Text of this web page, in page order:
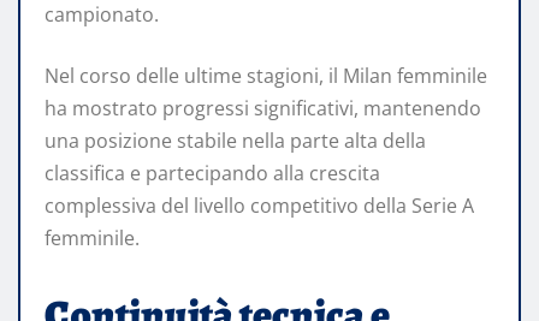
campionato.
Nel corso delle ultime stagioni, il Milan femminile
ha mostrato progressi significativi, mantenendo
una posizione stabile nella parte alta della
classifica e partecipando alla crescita
complessiva del livello competitivo della Serie A
femminile.